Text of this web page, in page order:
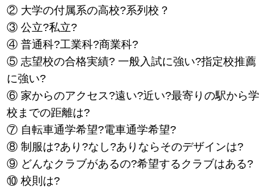
② 大学の付属系の高校?系列校？
③ 公立?私立?
④ 普通科?工業科?商業科?
⑤ 志望校の合格実績? 一般入試に強い?指定校推薦
に強い?
⑥ 家からのアクセス?遠い?近い?最寄りの駅から学
校までの距離は?
⑦ 自転車通学希望?電車通学希望?
⑧ 制服は?あり?なし?ありならそのデザインは?
⑨ どんなクラブがあるの?希望するクラブはある?
⑩ 校則は?